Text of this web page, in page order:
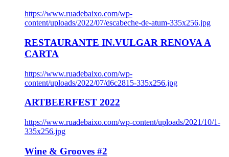
https://www.ruadebaixo.com/wp-
content/uploads/2022/07/escabeche-de-atum-335x256.jpg
RESTAURANTE IN.VULGAR RENOVA A
CARTA
https://www.ruadebaixo.com/wp-
content/uploads/2022/07/d6c2815-335x256.jpg
ARTBEERFEST 2022
https://www.ruadebaixo.com/wp-content/uploads/2021/10/1-
335x256.jpg
Wine & Grooves #2